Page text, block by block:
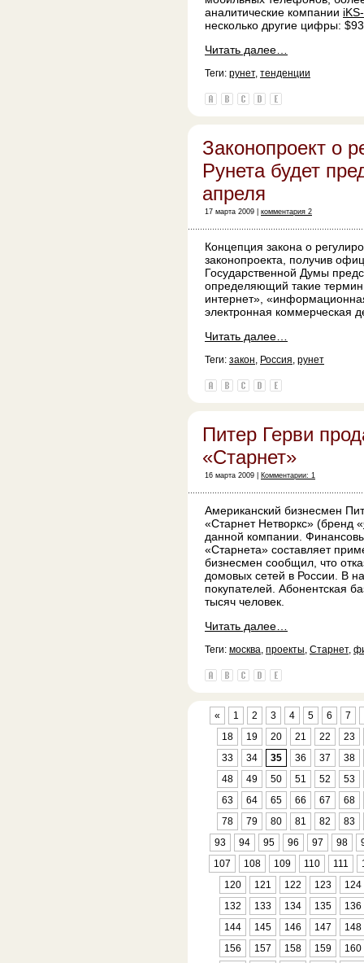
аналитические компании
несколько другие цифры:
Читать далее…
Теги: рунет, тенденции
Законопроект о
Рунета будет
апреля
17 марта 2009 | комментария 2
Концепция закона о
законопроекта, получив
Государственной Думы
определяющий такие
интернет»,
электронная коммерческая
Читать далее…
Теги: закон, Россия, рунет
Питер Герви
«Старнет»
16 марта 2009 | Комментарии: 1
Американский бизнесмен
«Старнет Нетворкс» (бренд «
данной компании.
«Старнета» составляет
бизнесмен сообщил, что
домовых сетей в России. В
покупателей. Абонентская
тысяч человек.
Читать далее…
Теги: москва, проекты, Старнет,
« 1 2 3 4 5 6 7
18
19 20 21 22
23
33
34 35 36 37
38
48
49 50 51 52
53
63
64 65 66 67
68
78
79 80 81 82
83
93
94 95 96 97 98
107
108 109 110 111
120
121 122 123
124
132
133 134 135
136
144
145 146 147
148
156
157 158 159
160